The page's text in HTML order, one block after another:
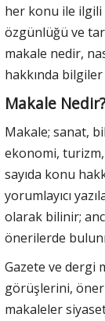
her konu ile
özgünlüğü ve
makale nedir,
hakkında
Makale Nedir?
Makale; sanat,
ekonomi,
sayıda konu
yorumlayıcı
olarak bilinir;
önerilerde
Gazete ve dergi
görüşlerini,
makaleler